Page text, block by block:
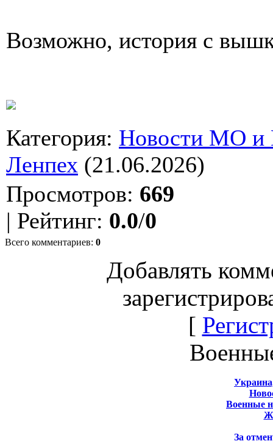
Возможно, история с
Категория: Новости МО
Ленпех (21.06.2026)
Просмотров: 669
| Рейтинг: 0.0/0
Всего комментариев: 0
Добавлять
[
Военные
За